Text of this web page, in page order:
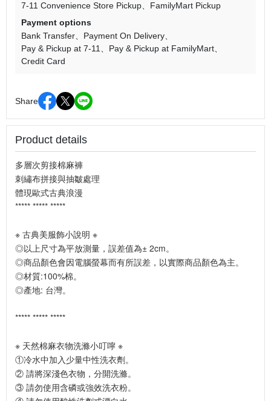
7-11 Convenience Store Pickup
FamilyMart Pickup
Payment options
Bank Transfer
Payment On Delivery
Pay & Pickup at 7-11
Pay & Pickup at FamilyMart
Credit Card
Share
Product details
多層次剪接棉麻褲
刺繡布拼接與抽皺處理
體現歐式古典浪漫
***** ***** *****
※ 古典美服飾小說明 ※
◎以上尺寸為平放測量，誤差值為± 2cm。
◎商品顏色會因電腦螢幕而有所誤差，以實際商品顏色為主。
◎材質:100%棉。
◎產地: 台灣。
***** ***** *****
※ 天然棉麻衣物洗滌小叮嚀 ※
①冷水中加入少量中性洗衣劑。
② 請將深淺色衣物，分開洗滌。
③ 請勿使用含磷或強效洗衣粉。